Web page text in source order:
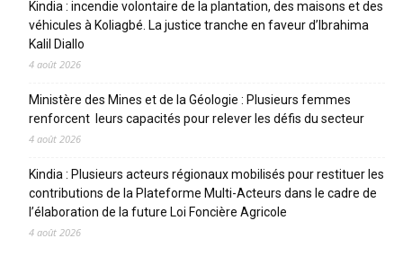
Kindia : incendie volontaire de la plantation, des maisons et des
véhicules à Koliagbé. La justice tranche en faveur d’Ibrahima
Kalil Diallo
4 août 2026
Ministère des Mines et de la Géologie : Plusieurs femmes
renforcent leurs capacités pour relever les défis du secteur
4 août 2026
Kindia : Plusieurs acteurs régionaux mobilisés pour restituer les
contributions de la Plateforme Multi-Acteurs dans le cadre de
l’élaboration de la future Loi Foncière Agricole
4 août 2026